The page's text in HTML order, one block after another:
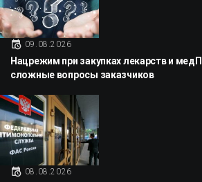
09.08.2026
Нацрежим при закупках лекарств и
сложные вопросы заказчиков
08.08.2026